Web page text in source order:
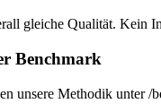
gleiche Qualität. Kein
Benchmark
unsere Methodik unter /